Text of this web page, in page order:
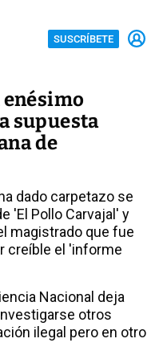
SUSCRÍBETE
supuesta
de
dado carpetazo se
'El Pollo Carvajal' y
magistrado que fue
creíble el 'informe
Nacional deja
otros
ilegal pero en otro